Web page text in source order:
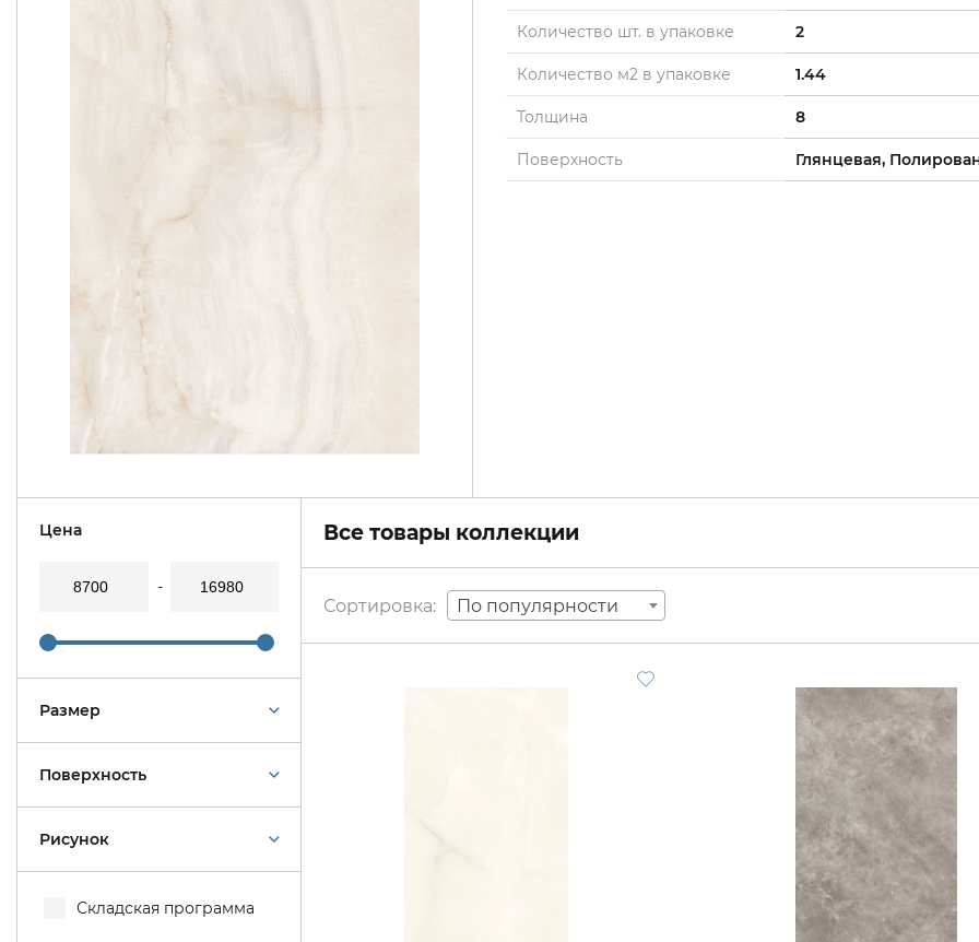
Количество шт. в упаковке 2
Количество м2 в упаковке 1.44
Толщина 8
Поверхность Глянцевая,
Цена
Размер
Поверхность
Рисунок
Складская программа
Все товары коллекции
По популярности